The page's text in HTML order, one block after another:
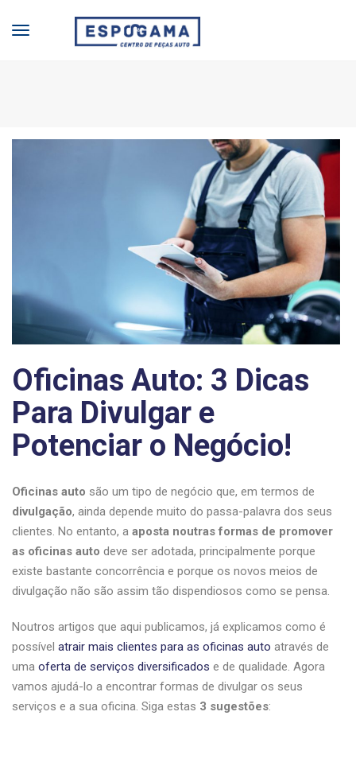
Oficinas Auto: 3 Dicas
Para Divulgar e
Potenciar o Negócio!
Oficinas auto são um tipo de negócio que, em termos de
divulgação, ainda depende muito do passa-palavra dos seus
clientes. No entanto, a aposta noutras formas de promover
as oficinas auto deve ser adotada, principalmente porque
existe bastante concorrência e porque os novos meios de
divulgação não são assim tão dispendiosos como se pensa.
Noutros artigos que aqui publicamos, já explicamos como é
possível atrair mais clientes para as oficinas auto através de
uma oferta de serviços diversificados e de qualidade. Agora
vamos ajudá-lo a encontrar formas de divulgar os seus
serviços e a sua oficina. Siga estas 3 sugestões: